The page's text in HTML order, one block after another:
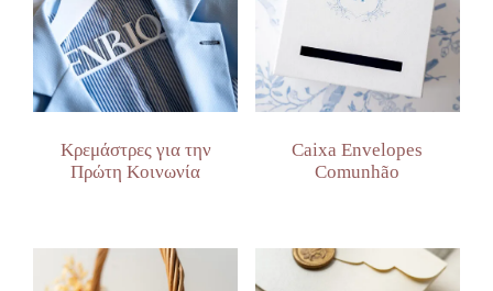
Κρεμάστρες για την
Πρώτη Κοινωνία
Caixa Envelopes
Comunhão